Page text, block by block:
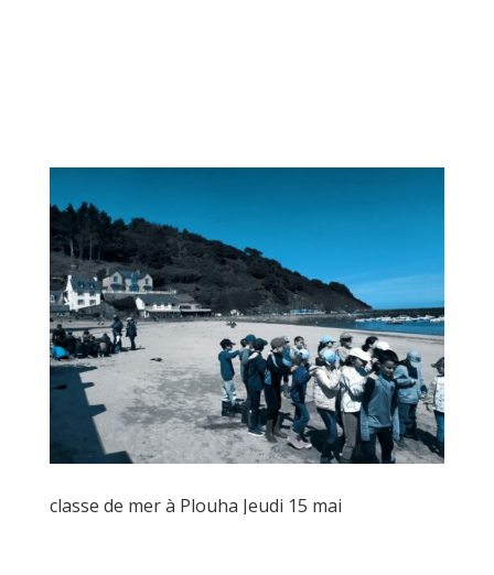
classe de mer à Plouha Jeudi 15 mai